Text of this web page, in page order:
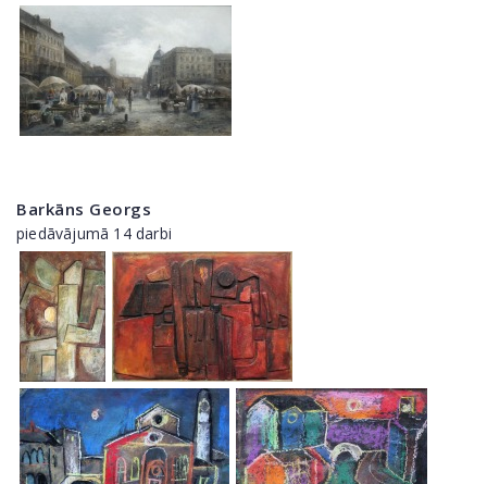
Barkāns Georgs
piedāvājumā 14 darbi